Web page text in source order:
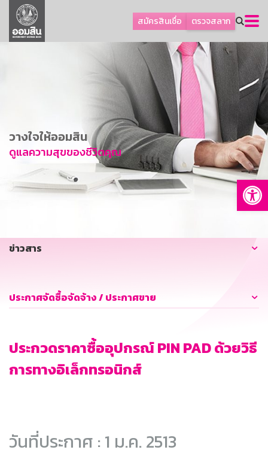
สมัครสินเชื่อ ตรวจสลาก
ลูกค้าธุรกิจ
ลูกค้าผู้ประกอบรายย่อย
การพัฒนาที่ยั่งยืน
ข่าวสาร
บริการทางการเงิน
อื่นๆ
วางใจให้ออมสิน
ดูแลความสุขของชีวิตคุณ
ข่าวสาร
ประกาศจัดซื้อจัดจ้าง / ประกาศขาย
ประกวดราคาซื้ออุปกรณ์ PIN PAD ด้วยวิธี
การทางอิเล็กทรอนิกส์
วันที่ประกาศ : 1 ม.ค. 2513